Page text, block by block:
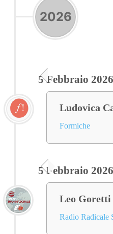
2026
5 Febbraio 2026
Ludovica
Formiche
5 Febbraio 2026
Leo Goretti
Radio Radicale